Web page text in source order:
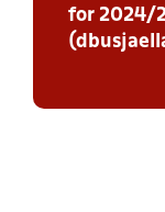
for 2024/